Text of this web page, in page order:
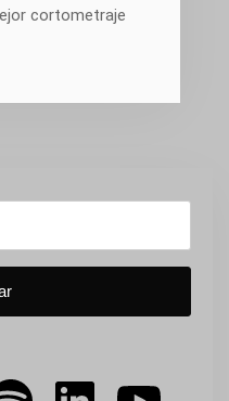
cortometraje